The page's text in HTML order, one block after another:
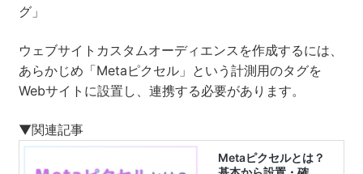
グ」
ウェブサイトカスタムオーディエンスを作成するには、
あらかじめ「Metaピクセル」という計測用のタグを
Webサイトに設置し、連携する必要があります。
▼関連記事